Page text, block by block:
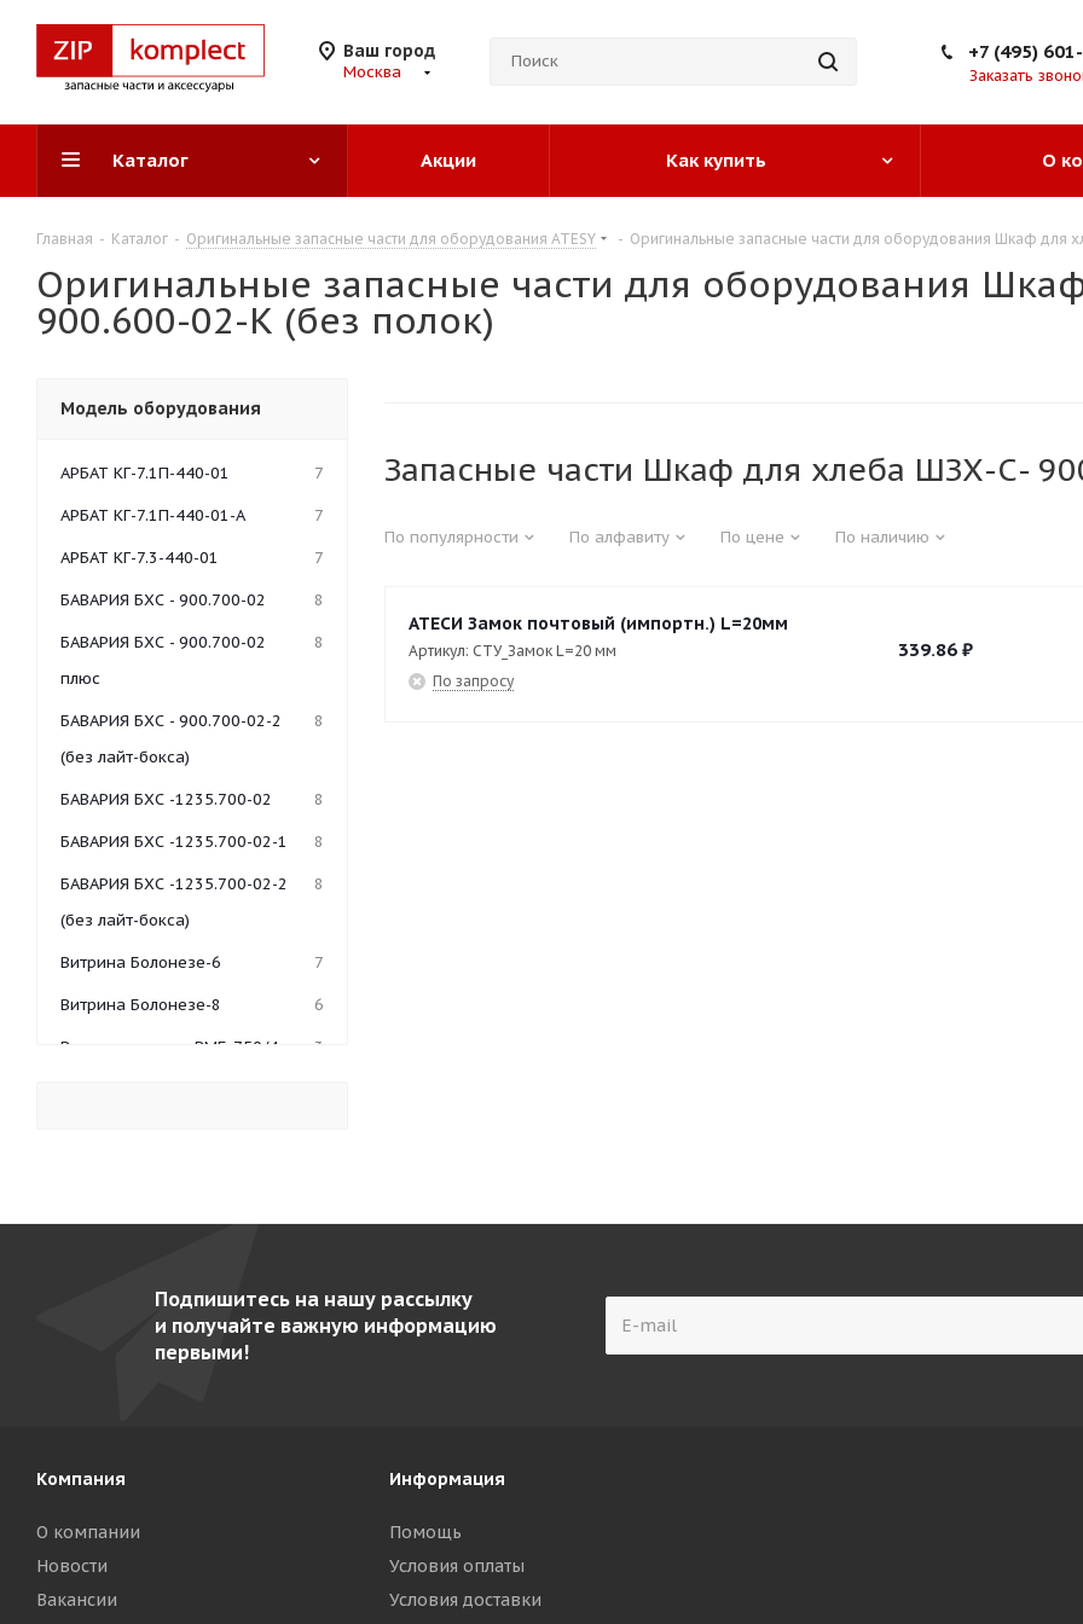
Ваш город
Москва
+7 (495)
Заказать
Каталог Акции Как купить О
Главная - Каталог - Оригинальные запасные части для оборудования ATESY - Оригинальные запасные части для оборудования Шкаф для
Оригинальные запасные части для оборудования
900.600-02-К (без полок)
Запасные части Шкаф для хлеба ШЗХ-С-
По популярности По алфавиту По цене По наличию
АТЕСИ Замок почтовый (импортн.) L=20мм
Артикул: СТУ_Замок L=20 мм
По запросу
339.86 ₽
Модель оборудования
АРБАТ КГ-7.1П-440-01 7
АРБАТ КГ-7.1П-440-01-А 7
АРБАТ КГ-7.3-440-01 7
БАВАРИЯ БХС - 900.700-02 8
БАВАРИЯ БХС - 900.700-02
плюс
8
БАВАРИЯ БХС - 900.700-02-2
(без лайт-бокса)
8
БАВАРИЯ БХС -1235.700-02 8
БАВАРИЯ БХС -1235.700-02-1 8
БАВАРИЯ БХС -1235.700-02-2
(без лайт-бокса)
8
Витрина Болонезе-6 7
Витрина Болонезе-8 6
Витрина-мармит ВМБ-750/4 3
Кваркини КА-500-01 5
Командор-2/5-Э
Подпишитесь на нашу рассылку
и получайте важную информацию
первыми!
Компания
О компании
Новости
Вакансии
Информация
Помощь
Условия оплаты
Условия доставки